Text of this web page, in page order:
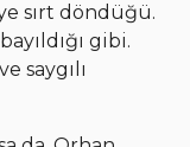
sırt döndüğü.
gibi.
saygılı